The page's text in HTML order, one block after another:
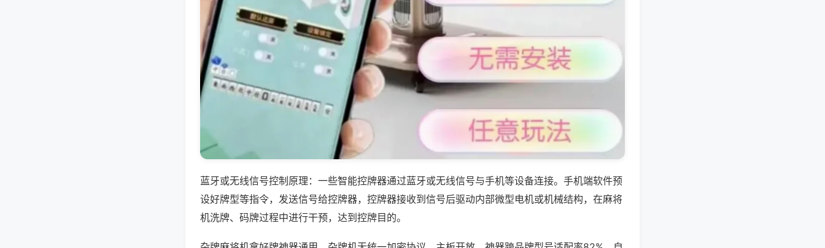
蓝牙或无线信号控制原理：一些智能控牌器通过蓝牙或无线信号与手机等设备连接。手机端软件预
设好牌型等指令，发送信号给控牌器，控牌器接收到信号后驱动内部微型电机或机械结构，在麻将
机洗牌、码牌过程中进行干预，达到控牌目的。